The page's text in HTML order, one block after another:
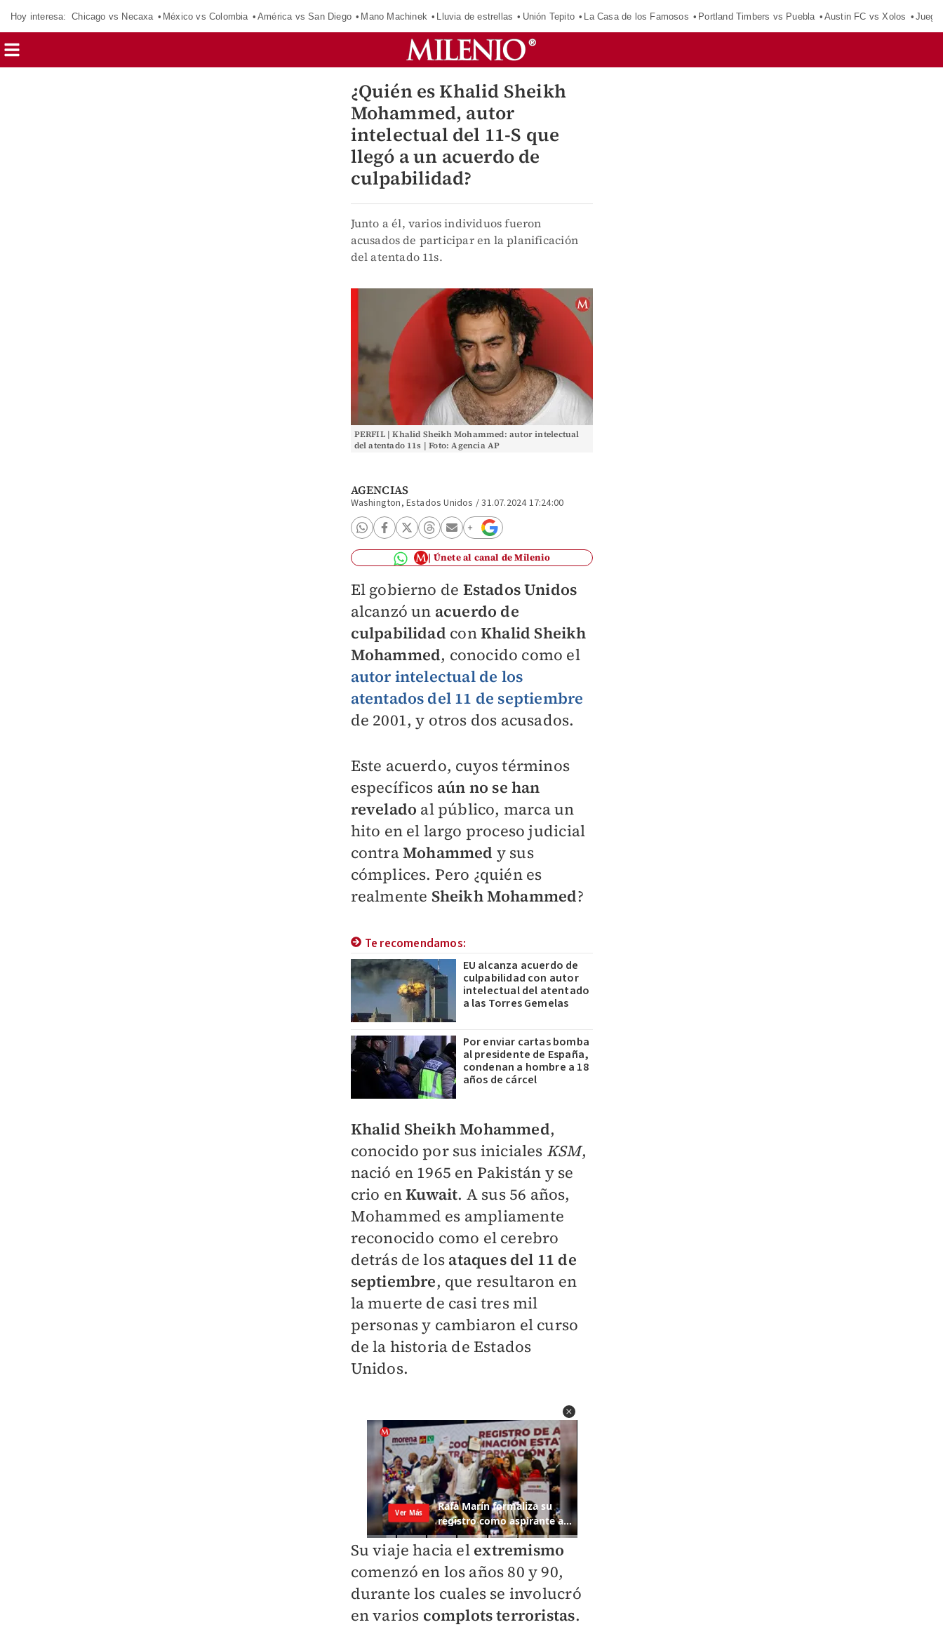
Hoy interesa: Chicago vs Necaxa México vs Colombia América vs San Diego Mano Machinek Lluvia de estrellas Unión Tepito La Casa de los Famosos Portland Timbers vs Puebla Austin FC vs Xolos
¿Quién es Khalid Sheikh
Mohammed, autor
intelectual del 11-S que
llegó a un acuerdo de
culpabilidad?
Junto a él, varios individuos fueron
acusados de participar en la planificación
del atentado 11s.
PERFIL | Khalid Sheikh Mohammed: autor intelectual
del atentado 11s | Foto: Agencia AP
AGENCIAS
Washington, Estados Unidos /31.07.2024 17:24:00
Únete al canal de Milenio
El gobierno de Estados Unidos
alcanzó un acuerdo de
culpabilidad conKhalid Sheikh
Mohammed, conocido como el
autor intelectual de los
atentados del 11 de septiembre
de 2001, y otros dos acusados.
Este acuerdo, cuyos términos
específicos aún no se han
revelado al público, marca un
hito en el largo proceso judicial
contraMohammed y sus
cómplices. Pero ¿quién es
realmente Sheikh Mohammed?
Te recomendamos:
EU alcanza acuerdo de
culpabilidad con autor
intelectual del atentado
a las Torres Gemelas
Por enviar cartas bomba
al presidente de España,
condenan a hombre a 18
años de cárcel
Khalid Sheikh Mohammed,
conocido por sus iniciales KSM,
nació en 1965 en Pakistán y se
crio enKuwait. A sus 56 años,
Mohammed es ampliamente
reconocido como el cerebro
detrás de los ataques del 11 de
septiembre, que resultaron en
la muerte de casi tres mil
personas y cambiaron el curso
de la historia de Estados
Unidos.
Su viaje hacia el extremismo
comenzó en los años 80 y 90,
durante los cuales se involucró
en varios complots terroristas.